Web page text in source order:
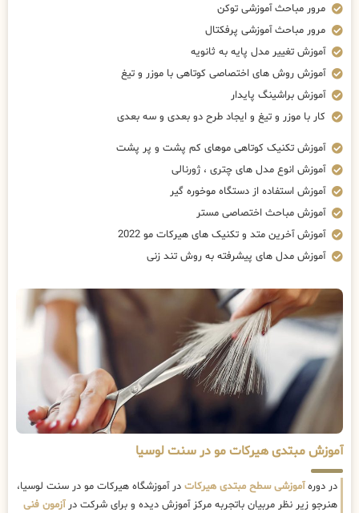
مرور مباحث آموزشی توکن
مرور مباحث آموزشی پرفکتال
آموزش تغییر مدل پایه به ثانویه
آموزش روش های اختصاصی کوتاهی با موزر و تیغ
آموزش براشینگ پایدار
کار با موزر و تیغ و ایجاد طرح دو بعدی و سه بعدی
آموزش تکنیک کوتاهی موهای کم پشت و پر پشت
آموزش انوع مدل های چتری ، ژورنالی
آموزش استفاده از دستگاه موخوره گیر
آموزش مباحث اختصاصی مستر
آموزش آخرین متد و تکنیک های هیرکات مو 2022
آموزش مدل های پیشرفته به روش تند زنی
آموزش مبتدی هیرکات مو در سنت لوسیا
در دورهآموزشی سطح مبتدی هیرکات در آموزشگاه هیرکات مو در سنت لوسیا،
هنرجو زیر نظر مربیان باتجربه مرکز آموزش دیده و برای شرکت درآزمون فنی